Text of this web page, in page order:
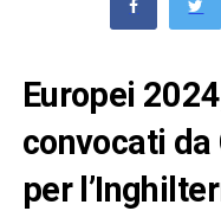
Europei
convocati
per